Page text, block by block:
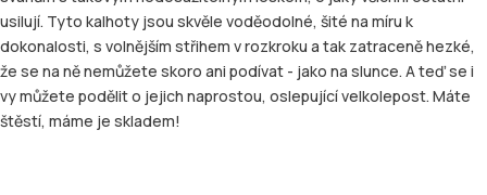
usilují. Tyto kalhoty jsou skvěle voděodolné, šité na míru k
dokonalosti, s volnějším střihem v rozkroku a tak zatraceně hezké,
že se na ně nemůžete skoro ani podívat - jako na slunce. A teď se i
vy můžete podělit o jejich naprostou, oslepující velkolepost. Máte
štěstí, máme je skladem!